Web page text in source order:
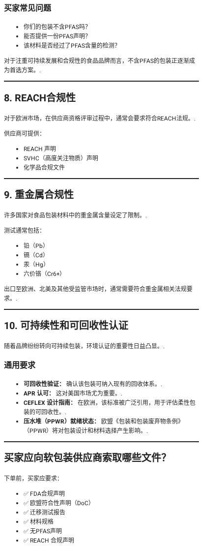
买家常见问题
你们的包装不含PFAS吗？
能否提供一份PFAS声明？
该材料是否经过了PFAS含量的检测？
对于注重可持续发展和合规性的食品品牌而言，不含PFAS的包装正逐渐成
为首选方案。.
8. REACH合规性
对于欧洲市场，在供应商资格评审过程中，通常会要求符合REACH法规。.
供应商可提供：
REACH 声明
SVHC（高度关注物质）声明
化学品合规文件
9. 重金属合规性
许多国家对食品包装材料中的重金属含量设定了限制。.
测试通常包括：
铅（Pb）
镉（Cd）
汞（Hg）
六价铬（Cr6+）
出口至欧洲、北美及其他受监管市场时，通常需要符合重金属相关法规要
求。.
10. 可持续性和可回收性认证
随着品牌纷纷转向可持续包装，环境认证的重要性日益凸显。.
通用要求
可回收性验证： 确认该包装可纳入现有的回收体系。.
APR 认可： 这对美国市场尤为重要。.
CEFLEX 设计指南： 在欧洲，该标准被广泛引用，用于评估柔性包
装的可回收性。.
压水堆（PPWR）就绪状态： 欧盟《包装和包装废弃物条例》
（PPWR）将对包装设计和材料选择产生影响。.
买家应向软包装供应商索取哪些文件？
下单前，买家应要求：
✅ FDA合规声明
✅ 欧盟符合性声明（DoC）
✅ 迁移测试报告
✅ 材料规格
✅ 无PFAS声明
✅ REACH 合规声明